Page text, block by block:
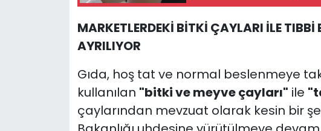
MARKETLERDEKİ BİTKİ ÇAYLARI İLE
AYRILIYOR
Gıda, hoş tat ve normal beslenmeye
kullanılan "bitki ve meyve çayları" ile
çaylarından mevzuat olarak kesin bir